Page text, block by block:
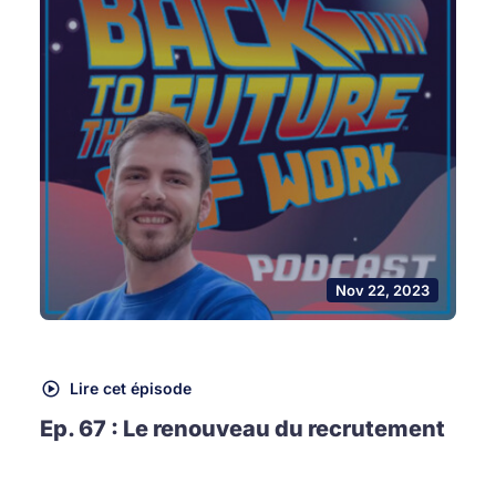
Nov 22, 2023
Lire cet épisode
Ep. 67 : Le renouveau du recrutement